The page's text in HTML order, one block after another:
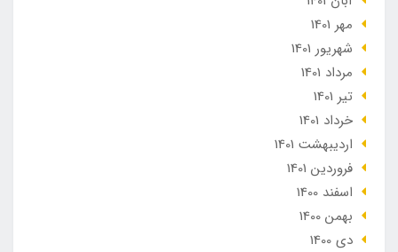
مهر 1401
شهریور 1401
مرداد 1401
تير 1401
خرداد 1401
ارديبهشت 1401
فروردین 1401
اسفند 1400
بهمن 1400
دی 1400